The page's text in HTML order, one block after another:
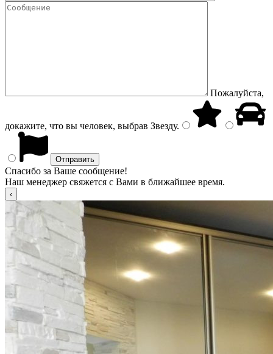
Пожалуйста,
докажите, что вы человек, выбрав Звезду.
Спасибо за Ваше сообщение!
Наш менеджер свяжется с Вами в ближайшее время.